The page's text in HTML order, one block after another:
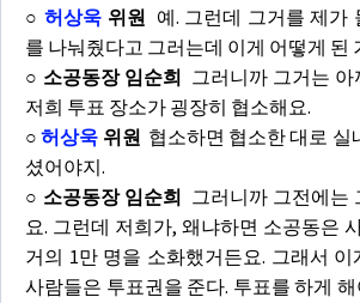
○ 허상욱 위원 예. 그런데 그거를 제가
를 나눠줬다고 그러는데 이게 어떻게 된
○ 소공동장 임순희 그러니까 그거는
저희 투표 장소가 굉장히 협소해요.
○허상욱 위원 협소하면 협소한 대로 실
셨어야지.
○ 소공동장 임순희 그러니까 그전에는
요. 그런데 저희가, 왜냐하면 소공동은
거의 1만 명을 소화했거든요. 그래서 이
사람들은 투표권을 준다. 투표를 하게 해